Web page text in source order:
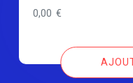
0,00€